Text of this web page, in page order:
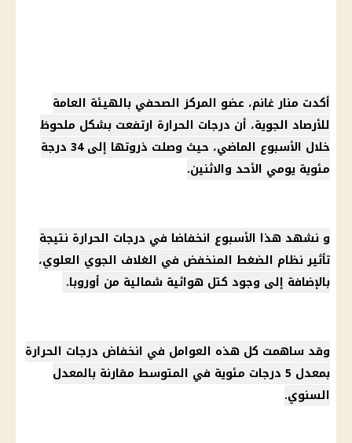
أكدت منار غانم، عضو المركز الصحفي بالهيئة العامة
للأرصاد الجوية، أن درجات الحرارة ارتفعت بشكل ملحوظ
خلال الأسبوع الماضي، حيث وصلت ذروتها إلى 34 درجة
مئوية يومي الأحد والاثنين.
و نشهد هذا الأسبوع انخفاضا في درجات الحرارة نتيجة
تأثير نظام الضغط المنخفض في الغلاف الجوي العلوي،
بالإضافة إلى وجود كتل هوائية شمالية من أوروبا.
وقد ساهمت كل هذه العوامل في انخفاض درجات الحرارة
بمعدل 5 درجات مئوية في المتوسط ​​مقارنة بالمعدل
السنوي.